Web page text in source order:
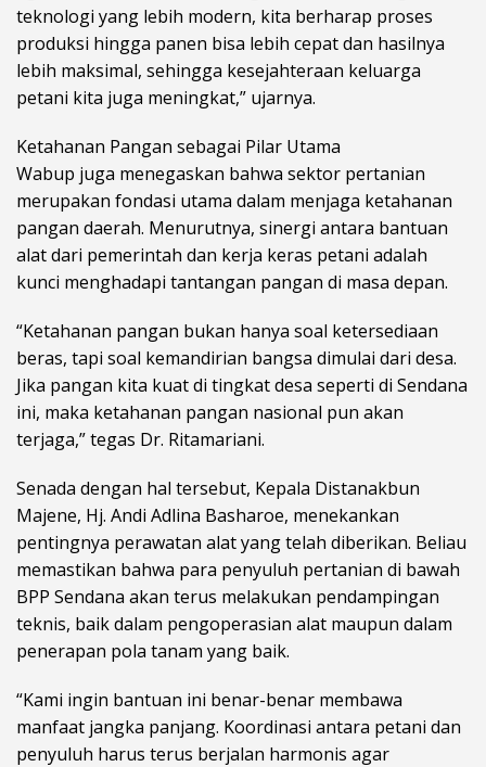
teknologi yang lebih modern, kita berharap proses
produksi hingga panen bisa lebih cepat dan hasilnya
lebih maksimal, sehingga kesejahteraan keluarga
petani kita juga meningkat,” ujarnya.
Ketahanan Pangan sebagai Pilar Utama
Wabup juga menegaskan bahwa sektor pertanian
merupakan fondasi utama dalam menjaga ketahanan
pangan daerah. Menurutnya, sinergi antara bantuan
alat dari pemerintah dan kerja keras petani adalah
kunci menghadapi tantangan pangan di masa depan.
“Ketahanan pangan bukan hanya soal ketersediaan
beras, tapi soal kemandirian bangsa dimulai dari desa.
Jika pangan kita kuat di tingkat desa seperti di Sendana
ini, maka ketahanan pangan nasional pun akan
terjaga,” tegas Dr. Ritamariani.
Senada dengan hal tersebut, Kepala Distanakbun
Majene, Hj. Andi Adlina Basharoe, menekankan
pentingnya perawatan alat yang telah diberikan. Beliau
memastikan bahwa para penyuluh pertanian di bawah
BPP Sendana akan terus melakukan pendampingan
teknis, baik dalam pengoperasian alat maupun dalam
penerapan pola tanam yang baik.
“Kami ingin bantuan ini benar-benar membawa
manfaat jangka panjang. Koordinasi antara petani dan
penyuluh harus terus berjalan harmonis agar